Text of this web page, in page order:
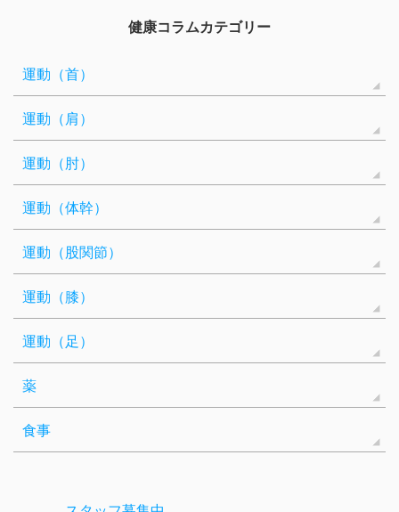
健康コラムカテゴリー
運動（首）
運動（肩）
運動（肘）
運動（体幹）
運動（股関節）
運動（膝）
運動（足）
薬
食事